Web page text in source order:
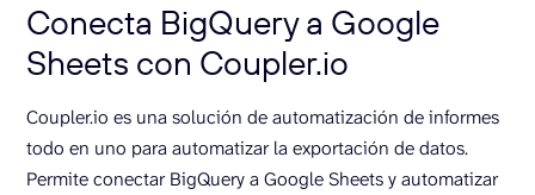
Conecta BigQuery a Google
Sheets con Coupler.io
Coupler.io es una solución de automatización de informes
todo en uno para automatizar la exportación de datos.
Permite conectar BigQuery a Google Sheets y automatizar